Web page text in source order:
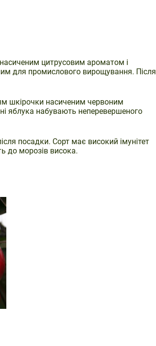
цитрусовим ароматом і
для промислового вирощування. Після
шкірочки насиченим червоним
яблука набувають неперевершеного
посадки. Сорт має високий імунітет
до морозів висока.